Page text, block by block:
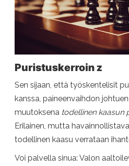
Puristuskerroin z
Sen sijaan, että työskentelisit
kanssa, paineenvaihdon
muutoksena todellinen kaasun
Erilainen, mutta
todellinen kaasu verrataan
Voi palvella sinua: Valon